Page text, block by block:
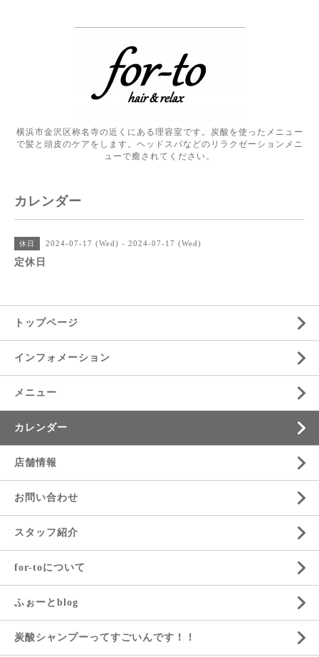
横浜市金沢区称名寺の近くにある理容室です。炭酸を使ったメニュー
で髪と頭皮のケアをします。ヘッドスパなどのリラクゼーションメニ
ューで癒されてください。
カレンダー
休日 2024-07-17 (Wed) - 2024-07-17 (Wed)
定休日
トップページ
インフォメーション
メニュー
カレンダー
店舗情報
お問い合わせ
スタッフ紹介
for-toについて
ふぉーとblog
炭酸シャンプーってすごいんです！！